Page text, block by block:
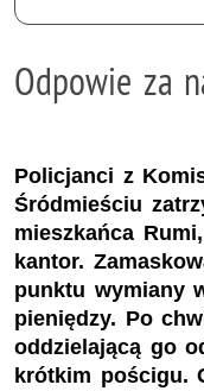
Odpowie za
Policjanci z
Śródmieściu
mieszkańca
kantor.
punktu wymiany
pieniędzy. Po
oddzielającą go
krótkim pościgu.